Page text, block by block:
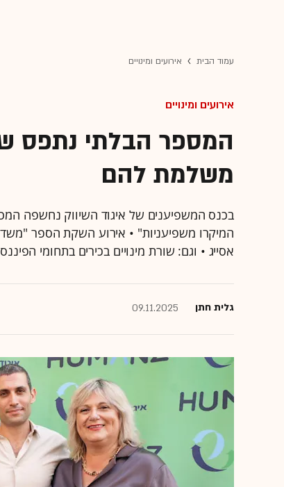
עמוד הבית אירועים ומינויים
אירועים ומינויים
משלמת להם
המיקרו משפיעניות" • אירוע השקת הספר
אסייג • וגם: שורת מינויים בכירים בתחומי
גלית חתן 09.11.2025